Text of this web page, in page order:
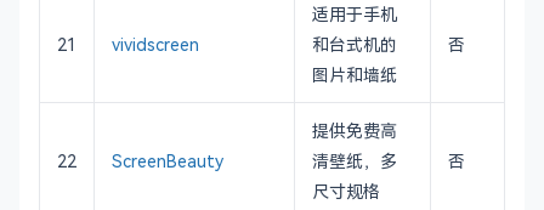
21 vividscreen
适用于手机
和台式机的
图片和墙纸
否
22 ScreenBeauty
提供免费高
清壁纸，多
尺寸规格
否